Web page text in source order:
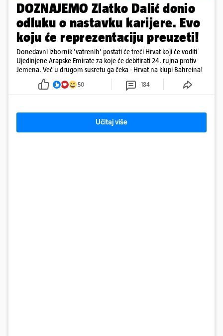
DOZNAJEMO Zlatko Dalić donio
odluku o nastavku karijere. Evo
koju će reprezentaciju preuzeti!
Donedavni izbornik 'vatrenih' postati će treći Hrvat koji će voditi
Ujedinjene Arapske Emirate za koje će debitirati 24. rujna protiv
Jemena. Već u drugom susretu ga čeka - Hrvat na klupi Bahreina!
50 184
Učitaj više